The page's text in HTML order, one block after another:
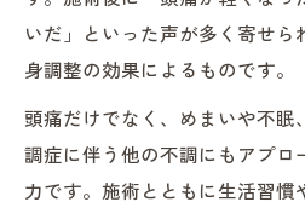
は
いだ」といった声が多く寄せ
身調整の効果によるものです。
頭痛だけでなく、めまいや不眠
調症に伴う他の不調にもアプロ
力です。施術とともに生活習慣